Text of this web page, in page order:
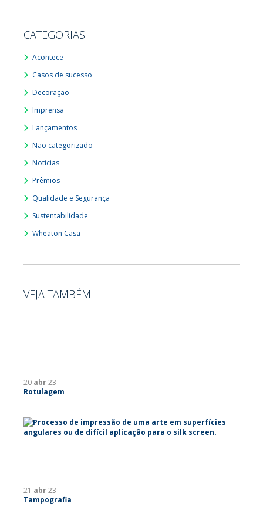
CATEGORIAS
Acontece
Casos de sucesso
Decoração
Imprensa
Lançamentos
Não categorizado
Noticias
Prêmios
Qualidade e Segurança
Sustentabilidade
Wheaton Casa
VEJA TAMBÉM
20 abr23
Rotulagem
21 abr23
Tampografia